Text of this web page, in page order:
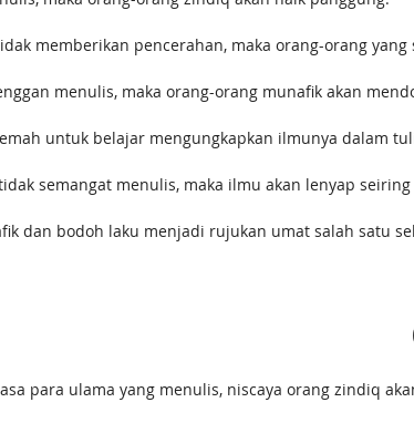
memberikan pencerahan, maka orang-orang
menulis, maka orang-orang munafik akan
untuk belajar mengungkapkan ilmunya dalam
semangat menulis, maka ilmu akan lenyap
dan bodoh laku menjadi rujukan umat salah satu
para ulama yang menulis, niscaya orang zindiq